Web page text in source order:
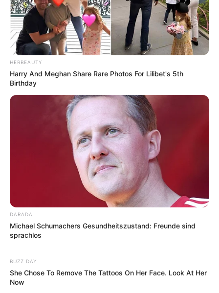
HERBEAUTY
Harry And Meghan Share Rare Photos For Lilibet's 5th
Birthday
DARADA
Michael Schumachers Gesundheitszustand: Freunde sind
sprachlos
BUZZ DAY
She Chose To Remove The Tattoos On Her Face. Look At Her
Now